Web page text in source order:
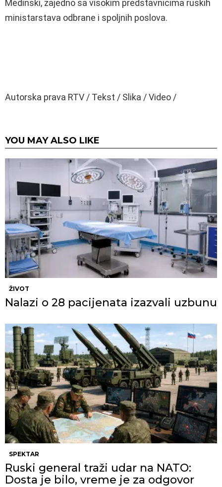
Medinski, zajedno sa visokim predstavnicima ruskih
ministarstava odbrane i spoljnih poslova.
Autorska prava RTV / Tekst / Slika / Video /
YOU MAY ALSO LIKE
ŽIVOT
Nalazi o 28 pacijenata izazvali uzbunu
SPEKTAR
Ruski general traži udar na NATO:
Dosta je bilo, vreme je za odgovor